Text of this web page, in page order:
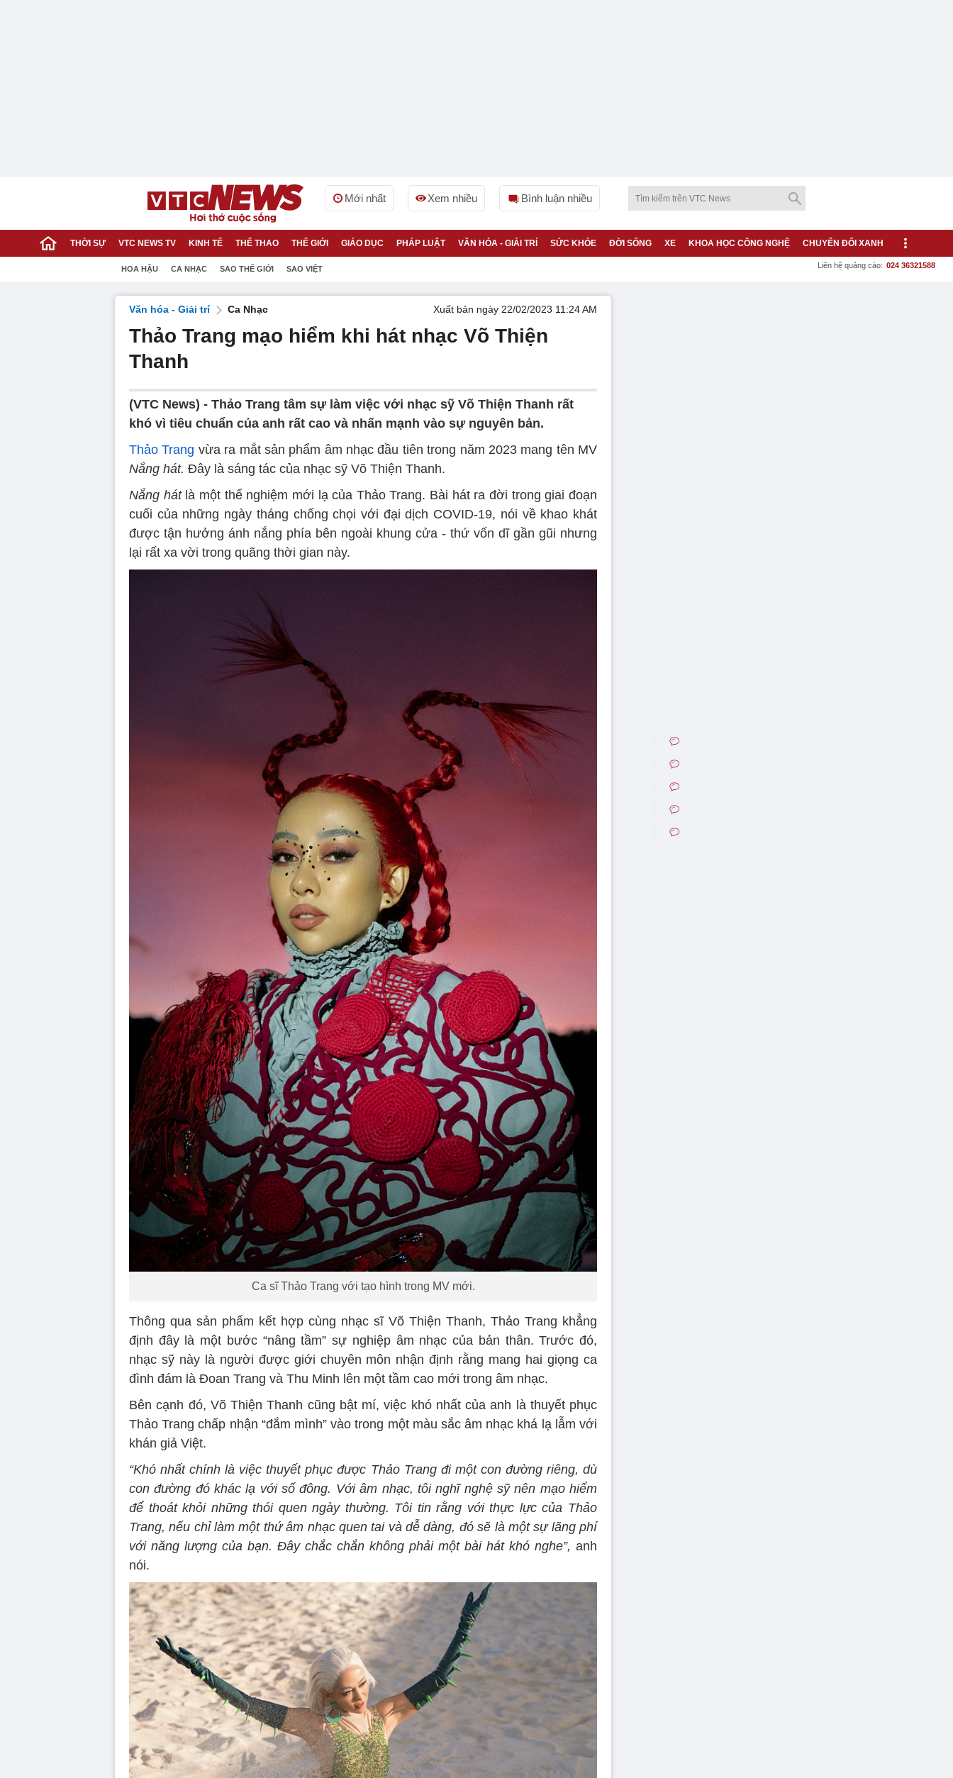
Mới nhất Xem nhiều Bình luận nhiều
THỜI SỰ VTC NEWS TV KINH TẾ THỂ THAO THẾ GIỚI GIÁO DỤC PHÁP LUẬT VĂN HÓA - GIẢI TRÍ SỨC KHỎE ĐỜI SỐNG XE KHOA HỌC CÔNG NGHỆ CHUYỂN ĐỔI XANH
HOA HẬU CA NHẠC SAO THẾ GIỚI SAO VIỆT Liên hệ quảng cáo: 024 36321588
Văn hóa - Giải trí Ca Nhạc Xuất bản ngày 22/02/2023 11:24 AM
Thảo Trang mạo hiểm khi hát nhạc Võ Thiện
Thanh
(VTC News) - Thảo Trang tâm sự làm việc với nhạc sỹ Võ Thiện Thanh rất
khó vì tiêu chuẩn của anh rất cao và nhấn mạnh vào sự nguyên bản.
Thảo Trang vừa ra mắt sản phẩm âm nhạc đầu tiên trong năm 2023 mang tên MV
Nắng hát. Đây là sáng tác của nhạc sỹ Võ Thiện Thanh.
Nắng hátlà một thể nghiệm mới lạ của Thảo Trang. Bài hát ra đời trong giai đoạn
cuối của những ngày tháng chống chọi với đại dịch COVID-19, nói về khao khát
được tận hưởng ánh nắng phía bên ngoài khung cửa - thứ vốn dĩ gần gũi nhưng
lại rất xa vời trong quãng thời gian này.
Ca sĩ Thảo Trang với tạo hình trong MV mới.
Thông qua sản phẩm kết hợp cùng nhạc sĩ Võ Thiện Thanh, Thảo Trang khẳng
định đây là một bước “nâng tầm” sự nghiệp âm nhạc của bản thân. Trước đó,
nhạc sỹ này là người được giới chuyên môn nhận định rằng mang hai giọng ca
đình đám là Đoan Trang và Thu Minh lên một tầm cao mới trong âm nhạc.
Bên cạnh đó, Võ Thiện Thanh cũng bật mí, việc khó nhất của anh là thuyết phục
Thảo Trang chấp nhận “đắm mình” vào trong một màu sắc âm nhạc khá lạ lẫm với
khán giả Việt.
“Khó nhất chính là việc thuyết phục được Thảo Trang đi một con đường riêng, dù
con đường đó khác lạ với số đông. Với âm nhạc, tôi nghĩ nghệ sỹ nên mạo hiểm
để thoát khỏi những thói quen ngày thường. Tôi tin rằng với thực lực của Thảo
Trang, nếu chỉ làm một thứ âm nhạc quen tai và dễ dàng, đó sẽ là một sự lãng phí
với năng lượng của bạn. Đây chắc chắn không phải một bài hát khó nghe”, anh
nói.